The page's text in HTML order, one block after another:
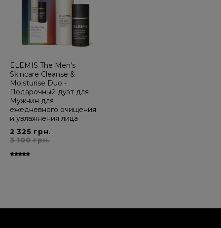
ELEMIS The Men’s
Skincare Cleanse &
Moisturise Duo -
Подарочный дуэт для
Мужчин для
ежедневного очищения
и увлажнения лица
2 325 грн.
3 100 грн.